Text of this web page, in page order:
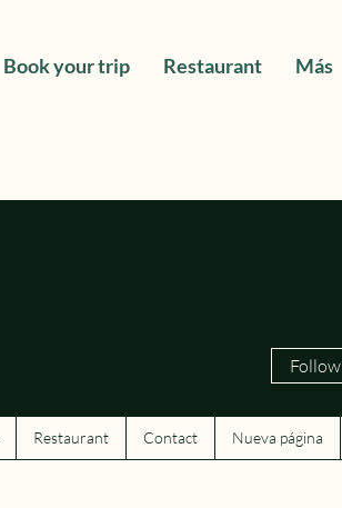
Book your trip Restaurant Más
Follow
Restaurant Contact Nueva página